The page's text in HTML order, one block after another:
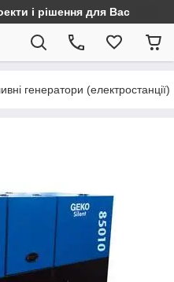
і рішення для Вас
генератори (електростанції)